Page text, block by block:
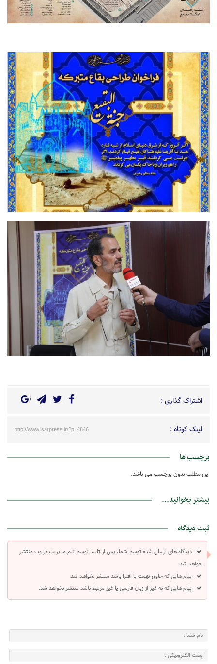
اشتراک گذاری :
لینک کوتاه : http://www.isarpress.ir/?p=4846
برچسب ها
این مطلب بدون برچسب می باشد.
بیشتر بخوانید...
ثبت دیدگاه
دیدگاه های ارسال شده توسط شما، پس از تایید توسط تیم مدیریت در وب منتشر
خواهد شد.
پیام هایی که حاوی تهمت یا افترا باشد منتشر نخواهد شد.
پیام هایی که به غیر از زبان فارسی یا غیر مرتبط باشد منتشر نخواهد شد.